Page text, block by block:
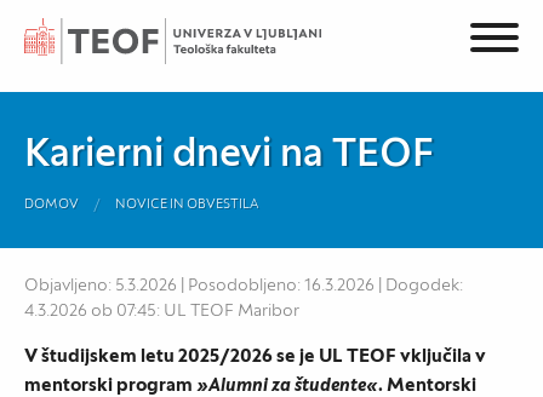
Karierni dnevi na TEOF
DOMOV NOVICE IN OBVESTILA
Objavljeno: 5.3.2026 | Posodobljeno: 16.3.2026 | Dogodek:
4.3.2026 ob 07:45: UL TEOF Maribor
V študijskem letu 2025/2026 se je UL TEOF vključila v
mentorski program »Alumni za študente«. Mentorski